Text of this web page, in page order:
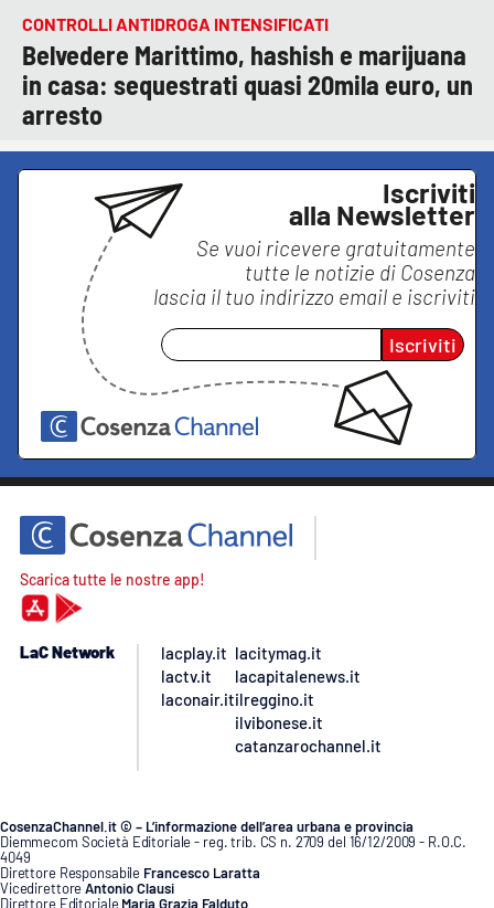
CONTROLLI ANTIDROGA INTENSIFICATI
Belvedere Marittimo, hashish e marijuana
in casa: sequestrati quasi 20mila euro, un
arresto
Iscriviti
alla Newsletter
Se vuoi ricevere gratuitamente
tutte le notizie di Cosenza
lascia il tuo indirizzo email e iscriviti
Iscriviti
Scarica tutte le nostre app!
LaC Network
lacplay.it
lactv.it
laconair.it
lacitymag.it
lacapitalenews.it
ilreggino.it
ilvibonese.it
catanzarochannel.it
CosenzaChannel.it © – L’informazione dell’area urbana e provincia
Diemmecom Società Editoriale - reg. trib. CS n. 2709 del 16/12/2009 - R.O.C.
4049
Direttore Responsabile Francesco Laratta
VicedirettoreAntonio Clausi
Direttore Editoriale Maria Grazia Falduto